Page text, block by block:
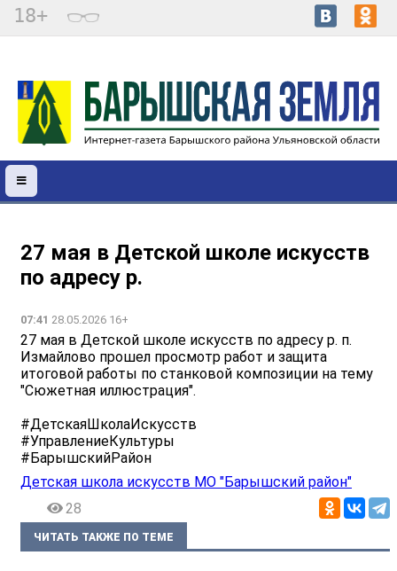
18+
27 мая в Детской школе искусств
по адресу р.
07:41 28.05.2026 16+
27 мая в Детской школе искусств по адресу р. п.
Измайлово прошел просмотр работ и защита
итоговой работы по станковой композиции на тему
"Сюжетная иллюстрация".
#ДетскаяШколаИскусств
#УправлениеКультуры
#БарышскийРайон
Детская школа искусств МО "Барышский район"
28
ЧИТАТЬ ТАКЖЕ ПО ТЕМЕ